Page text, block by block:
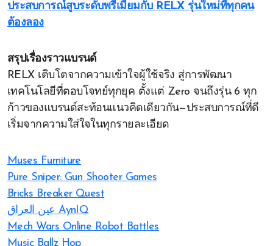
ประสบการณ์สูบระดับพรีเมียมกับ RELX รุ่นใหม่ที่ทุกคน
ต้องลอง
สรุปเรื่องราวแบรนด์
RELX เติบโตจากความเข้าใจผู้ใช้จริง สู่การพัฒนา
เทคโนโลยีที่ตอบโจทย์ทุกยุค ตั้งแต่ Zero จนถึงรุ่น 6 ทุก
ก้าวของแบรนด์สะท้อนแนวคิดเดียวกัน—ประสบการณ์ที่ดี
เริ่มจากความใส่ใจในทุกรายละเอียด
Muses Furniture
Pure Sniper: Gun Shooter Games
Bricks Breaker Quest
عين العراق AynIQ
Mech Wars Online Robot Battles
Music Ballz Hop